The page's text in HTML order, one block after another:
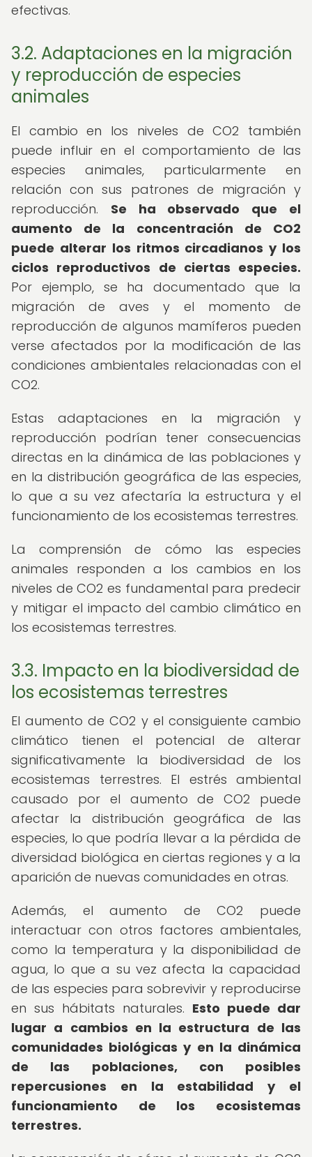
efectivas.
3.2. Adaptaciones en la migración
y reproducción de especies
animales
El cambio en los niveles de CO2 también
puede influir en el comportamiento de las
especies animales, particularmente en
relación con sus patrones de migración y
reproducción. Se ha observado que el
aumento de la concentración de CO2
puede alterar los ritmos circadianos y los
ciclos reproductivos de ciertas especies.
Por ejemplo, se ha documentado que la
migración de aves y el momento de
reproducción de algunos mamíferos pueden
verse afectados por la modificación de las
condiciones ambientales relacionadas con el
CO2.
Estas adaptaciones en la migración y
reproducción podrían tener consecuencias
directas en la dinámica de las poblaciones y
en la distribución geográfica de las especies,
lo que a su vez afectaría la estructura y el
funcionamiento de los ecosistemas terrestres.
La comprensión de cómo las especies
animales responden a los cambios en los
niveles de CO2 es fundamental para predecir
y mitigar el impacto del cambio climático en
los ecosistemas terrestres.
3.3. Impacto en la biodiversidad de
los ecosistemas terrestres
El aumento de CO2 y el consiguiente cambio
climático tienen el potencial de alterar
significativamente la biodiversidad de los
ecosistemas terrestres. El estrés ambiental
causado por el aumento de CO2 puede
afectar la distribución geográfica de las
especies, lo que podría llevar a la pérdida de
diversidad biológica en ciertas regiones y a la
aparición de nuevas comunidades en otras.
Además, el aumento de CO2 puede
interactuar con otros factores ambientales,
como la temperatura y la disponibilidad de
agua, lo que a su vez afecta la capacidad
de las especies para sobrevivir y reproducirse
en sus hábitats naturales. Esto puede dar
lugar a cambios en la estructura de las
comunidades biológicas y en la dinámica
de las poblaciones, con posibles
repercusiones en la estabilidad y el
funcionamiento de los ecosistemas
terrestres.